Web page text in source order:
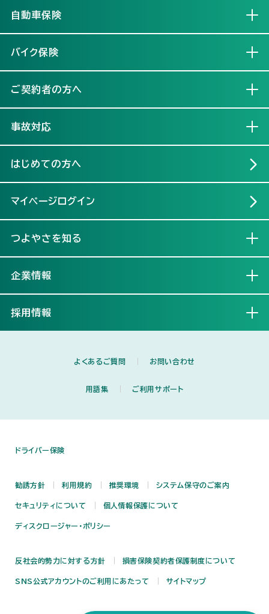
自動車保険
バイク保険
ご契約者の方へ
事故対応
はじめての方へ
マイページログイン
つよやさを知る
企業情報
採用情報
よくあるご質問 お問い合わせ
用語集 ご利用サポート
ドライバー保険
勧誘方針 利用規約 推奨環境 システム保守のご案内
セキュリティについて 個人情報保護について
ディスクロージャー・ポリシー
反社会的勢力に対する方針 損害保険契約者保護制度について
SNS公式アカウントのご利用にあたって サイトマップ